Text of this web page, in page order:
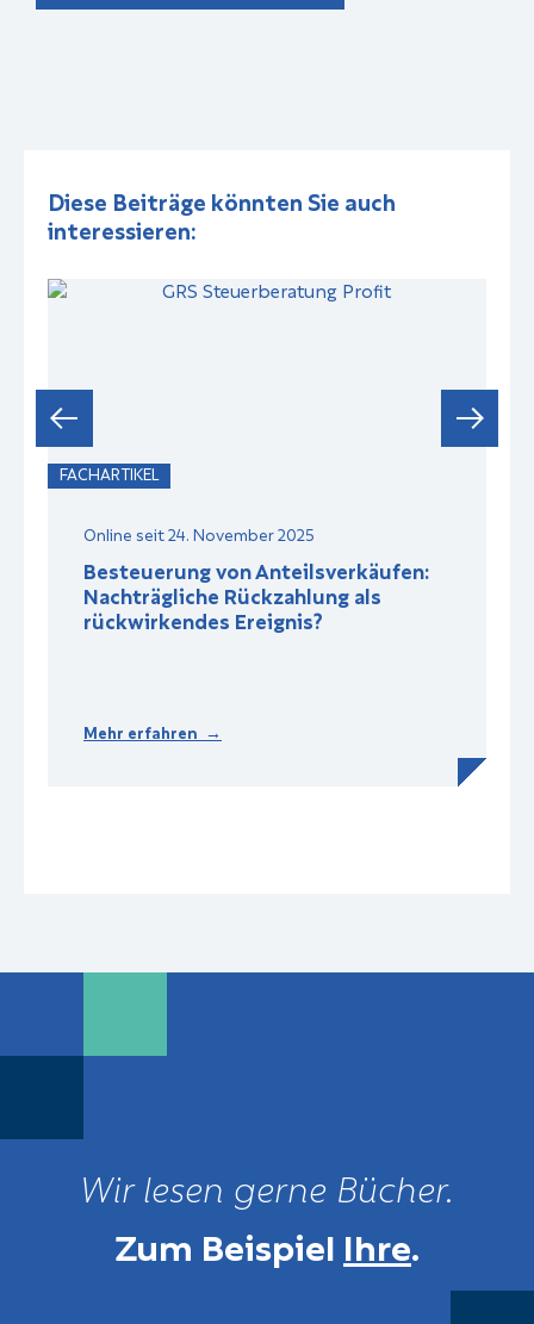
Diese Beiträge könnten Sie auch
interessieren:
FACHARTIKEL
Online seit 24. November 2025
Besteuerung von Anteilsverkäufen:
Nachträgliche Rückzahlung als
rückwirkendes Ereignis?
Mehr erfahren →
Wir lesen gerne Bücher.
Zum Beispiel Ihre.